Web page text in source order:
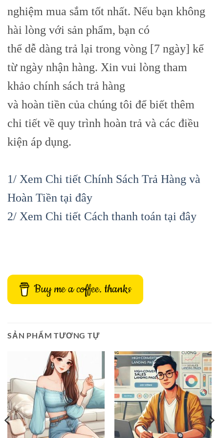
nghiệm mua sắm tốt nhất. Nếu bạn không
hài lòng với sản phẩm, bạn có
thể dễ dàng trả lại trong vòng [7 ngày] kể
từ ngày nhận hàng. Xin vui lòng tham
khảo chính sách trả hàng
và hoàn tiền của chúng tôi để biết thêm
chi tiết về quy trình hoàn trả và các điều
kiện áp dụng.
1/ Xem Chi tiết Chính Sách Trả Hàng và
Hoàn Tiền tại đây
2/ Xem Chi tiết Cách thanh toán tại đây
Buy me a coffee. thanks
SẢN PHẨM TƯƠNG TỰ